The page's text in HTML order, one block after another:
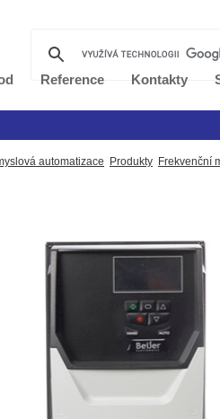
Reference Kontakty
automatizace Produkty Frekvenční